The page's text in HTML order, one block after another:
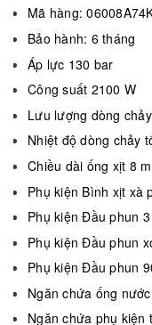
Mã hàng:
Bảo hành: 6 tháng
Áp lực 130 bar
Công suất 2100 W
Lưu lượng dòng
Nhiệt độ dòng chảy
Chiều dài ống xịt 8
Phụ kiện Bình xịt xà
Phụ kiện Đầu phun
Phụ kiện Đầu phun
Phụ kiện Đầu phun
Ngăn chứa ống
Ngăn chứa phụ kiện